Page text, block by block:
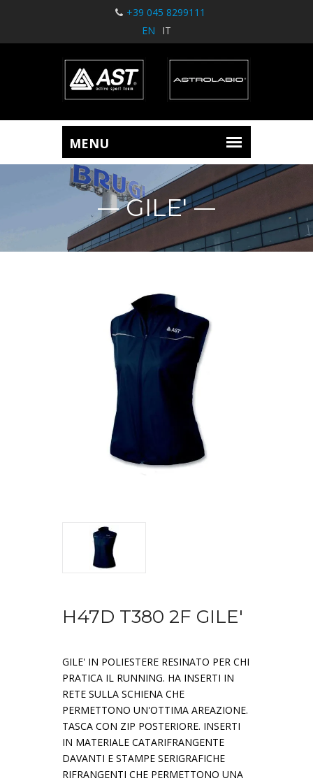
+39 045 8299111
EN
IT
GILE'
H47D T380 2F GILE'
GILE' IN POLIESTERE RESINATO PER CHI
PRATICA IL RUNNING. HA INSERTI IN
RETE SULLA SCHIENA CHE
PERMETTONO UN'OTTIMA AREAZIONE.
TASCA CON ZIP POSTERIORE. INSERTI
IN MATERIALE CATARIFRANGENTE
DAVANTI E STAMPE SERIGRAFICHE
RIFRANGENTI CHE PERMETTONO UNA